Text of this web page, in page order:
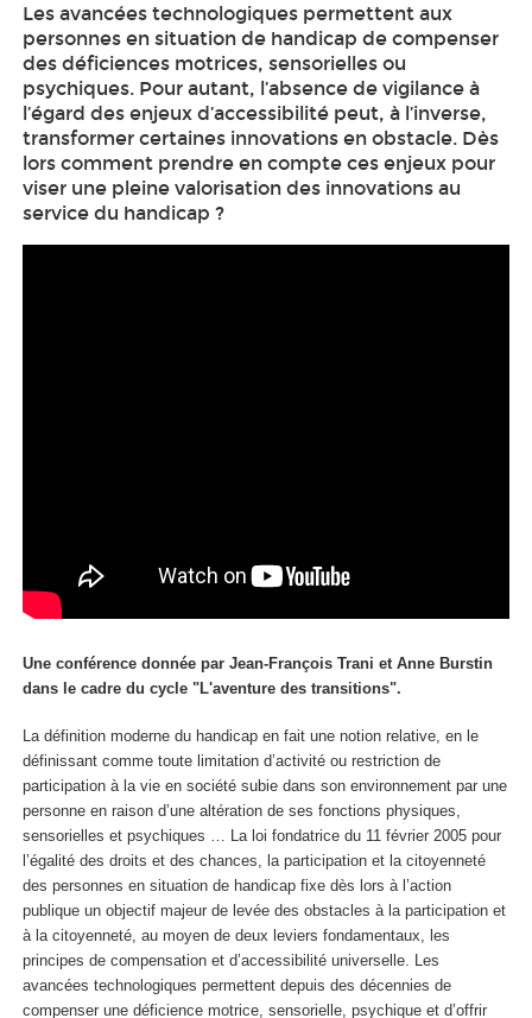
Les avancées technologiques permettent aux
personnes en situation de handicap de compenser
des déficiences motrices, sensorielles ou
psychiques. Pour autant, l’absence de vigilance à
l’égard des enjeux d’accessibilité peut, à l’inverse,
transformer certaines innovations en obstacle. Dès
lors comment prendre en compte ces enjeux pour
viser une pleine valorisation des innovations au
service du handicap ?
Une conférence donnée par Jean-François Trani et Anne Burstin
dans le cadre du cycle "L'aventure des transitions".
La définition moderne du handicap en fait une notion relative, en le
définissant comme toute limitation d’activité ou restriction de
participation à la vie en société subie dans son environnement par une
personne en raison d’une altération de ses fonctions physiques,
sensorielles et psychiques … La loi fondatrice du 11 février 2005 pour
l’égalité des droits et des chances, la participation et la citoyenneté
des personnes en situation de handicap fixe dès lors à l’action
publique un objectif majeur de levée des obstacles à la participation et
à la citoyenneté, au moyen de deux leviers fondamentaux, les
principes de compensation et d’accessibilité universelle. Les
avancées technologiques permettent depuis des décennies de
compenser une déficience motrice, sensorielle, psychique et d’offrir